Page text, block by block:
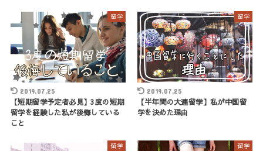
留学
2019.07.25
【短期留学予定者必見】3度の短期
留学を経験した私が後悔している
こと
留学
2019.07.25
【半年間の大連留学】私が中国留
学を決めた理由
留学 留学